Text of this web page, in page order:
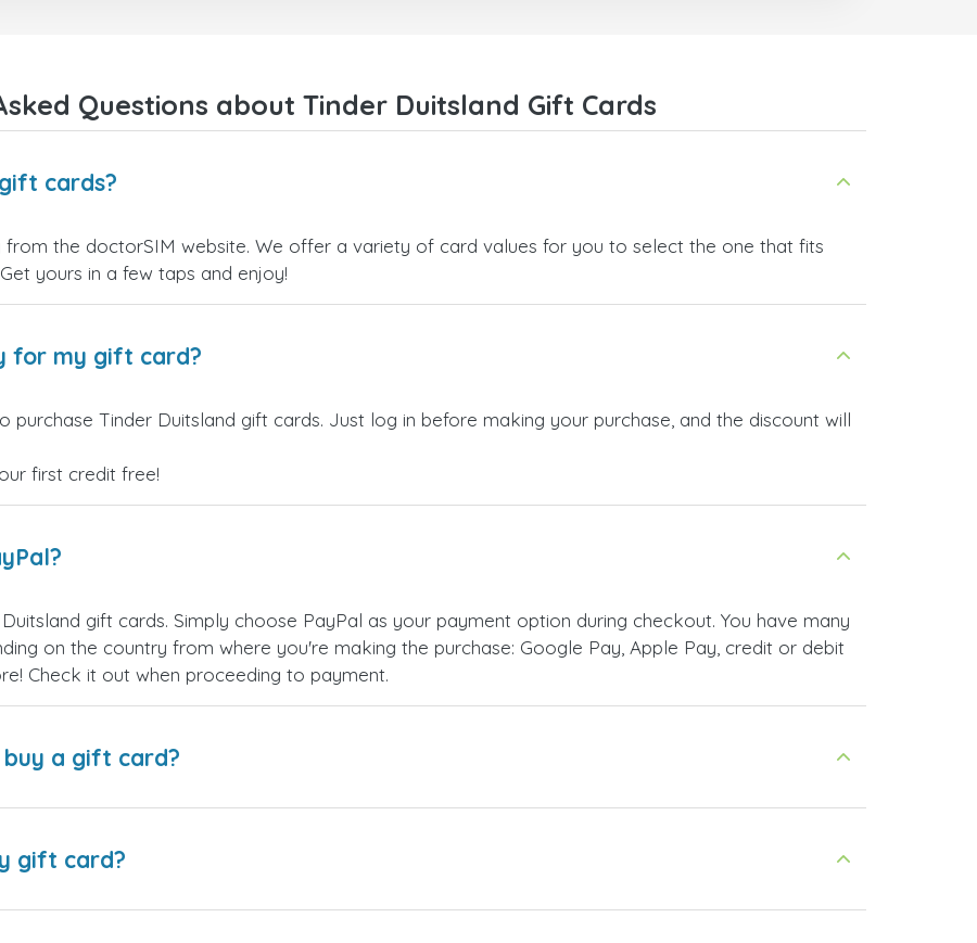
Questions about Tinder Duitsland Gift Cards
cards?
from the doctorSIM website. We offer a variety of card values for you to select the one that fits
yours in a few taps and enjoy!
for my gift card?
Tinder Duitsland gift cards. Just log in before making your purchase, and the discount will
first credit free!
gift cards. Simply choose PayPal as your payment option during checkout. You have many
on the country from where you're making the purchase: Google Pay, Apple Pay, credit or debit
Check it out when proceeding to payment.
buy a gift card?
gift card?